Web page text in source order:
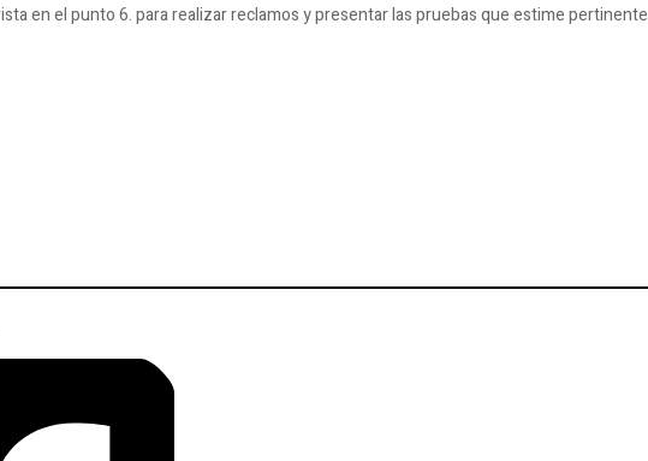
en el punto 6. para realizar reclamos y presentar las pruebas que estime pertinente
su derecho.